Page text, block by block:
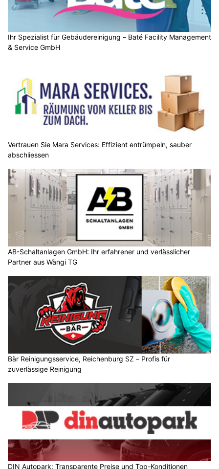
Ihr Spezialist für Gebäudereinigung – Baté Facility Management
& Service GmbH
Vertrauen Sie Mara Services: Effizient entrümpeln, sauber
abschliessen
AB-Schaltanlagen GmbH: Ihr erfahrener und verlässlicher
Partner aus Wängi TG
Bär Reinigungsservice, Reichenburg SZ – Profis für
zuverlässige Reinigung
DIN Autopark: Transparente Preise und Top-Konditionen